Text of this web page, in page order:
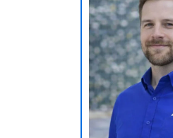
Замена
Прошивка
Замена